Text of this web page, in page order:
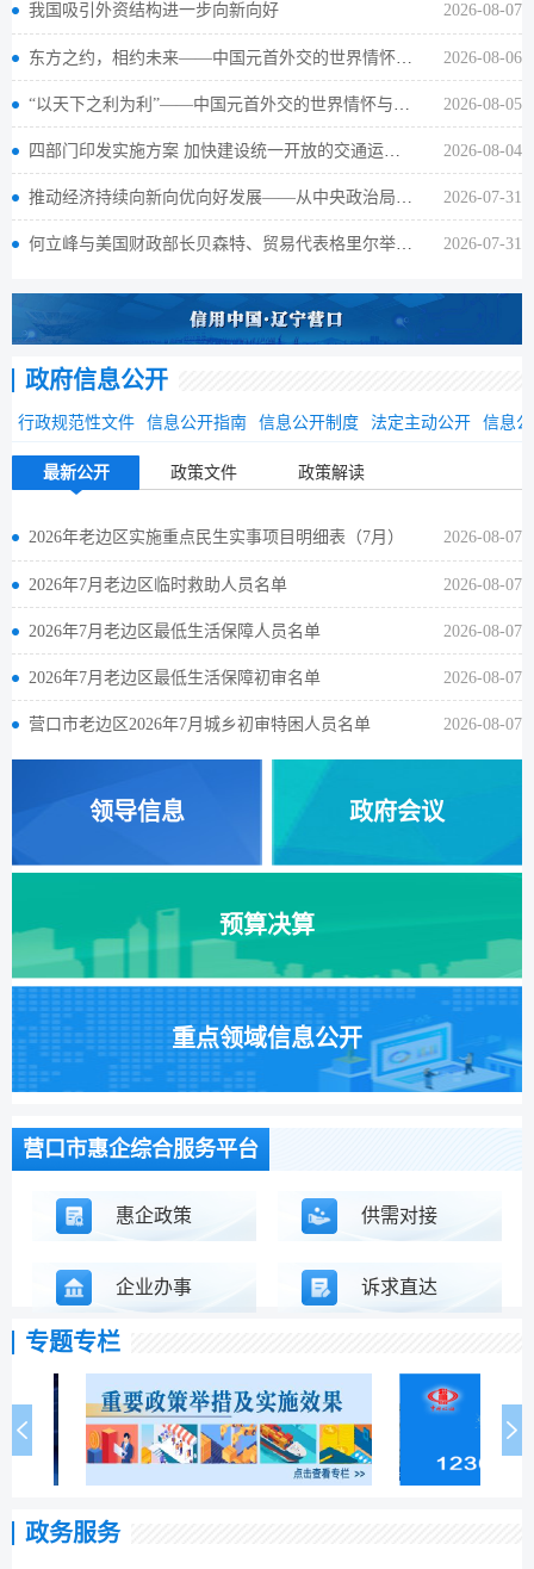
我国吸引外资结构进一步向新向好 2026-08-07
东方之约，相约未来——中国元首外交的世界情怀与大国气派 2026-08-06
“以天下之利为利”——中国元首外交的世界情怀与大国气派 2026-08-05
四部门印发实施方案 加快建设统一开放的交通运输市场 2026-08-04
推动经济持续向新向优向好发展——从中央政治局会议看下半年经济工作着力点 2026-07-31
何立峰与美国财政部长贝森特、贸易代表格里尔举行视频通话 2026-07-31
政府信息公开
行政规范性文件 信息公开指南 信息公开制度 法定主动公开 信息
最新公开 政策文件 政策解读
2026年老边区实施重点民生实事项目明细表（7月） 2026-08-07
2026年7月老边区临时救助人员名单 2026-08-07
2026年7月老边区最低生活保障人员名单 2026-08-07
2026年7月老边区最低生活保障初审名单 2026-08-07
营口市老边区2026年7月城乡初审特困人员名单 2026-08-07
领导信息 政府会议
预算决算
重点领域信息公开
营口市惠企综合服务平台
惠企政策 供需对接
企业办事 诉求直达
专题专栏
政务服务